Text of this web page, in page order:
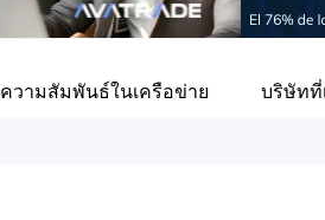
ความสัมพันธ์ในเครือข่าย บริษัทที่